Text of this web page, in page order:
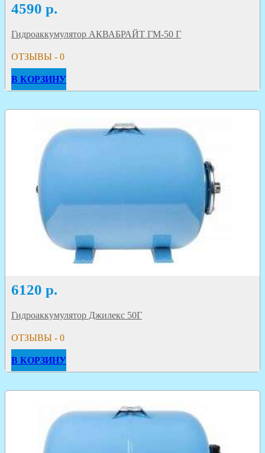
4590 р.
Гидроаккумулятор АКВАБРАЙТ ГМ-50 Г
ОТЗЫВЫ - 0
В КОРЗИНУ
6120 р.
Гидроаккумулятор Джилекс 50Г
ОТЗЫВЫ - 0
В КОРЗИНУ